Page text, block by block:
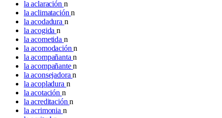
la aclaración n
la aclimataciónn
la acodadura n
la acogidan
la acometida n
la acomodaciónn
la acompañantan
la acompañanten
la aconsejadoran
la acopladura n
la acotación n
la acreditaciónn
la acrimonia n